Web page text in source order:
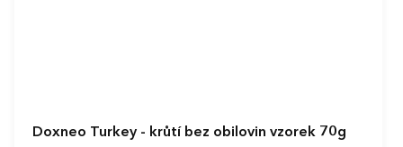
Doxneo Turkey - krůtí bez obilovin vzorek 70g